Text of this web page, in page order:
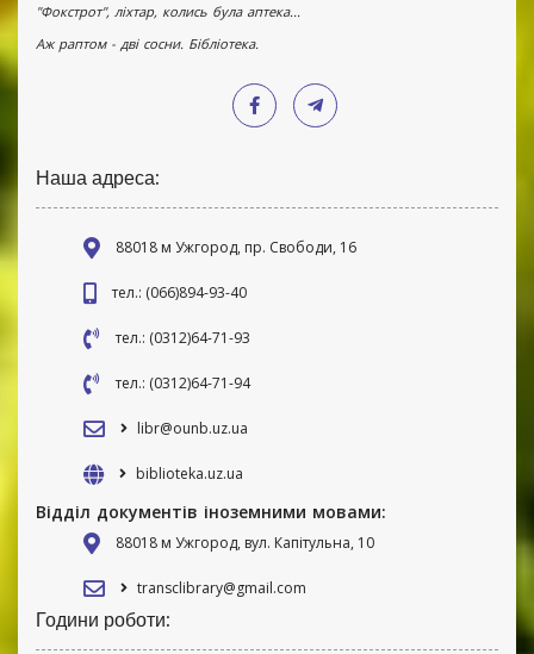
"Фокстрот", ліхтар, колись була аптека...
Аж раптом - дві сосни. Бібліотека.
Наша адреса:
88018 м Ужгород, пр. Свободи, 16
тел.: (066)894-93-40
тел.: (0312)64-71-93
тел.: (0312)64-71-94
libr@ounb.uz.ua
biblioteka.uz.ua
Відділ документів іноземними мовами:
88018 м Ужгород, вул. Капітульна, 10
transclibrary@gmail.com
Години роботи: